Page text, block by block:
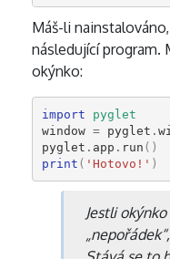
Máš-li
následující program.
okýnko:
import
pyglet
window = pyglet .
pyglet . app . run ()
print ( 'Hotovo!' )
Jestli